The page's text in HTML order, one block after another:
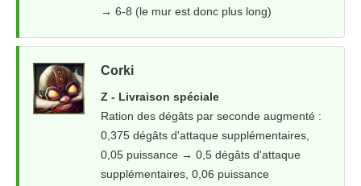
→ 6-8 (le mur est donc plus long)
Corki
Z - Livraison spéciale
Ration des dégâts par seconde augmenté :
0,375 dégâts d'attaque supplémentaires,
0,05 puissance → 0,5 dégâts d'attaque
supplémentaires, 0,06 puissance